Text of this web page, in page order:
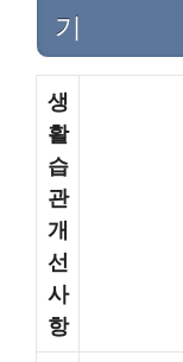
기
생
활
습
관
개
선
사
항